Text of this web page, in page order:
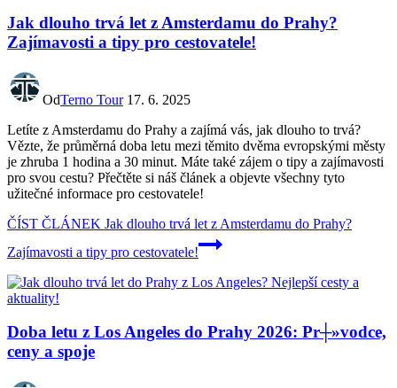
Jak dlouho trvá let z Amsterdamu do Prahy?
Zajímavosti a tipy pro cestovatele!
OdTerno Tour 17. 6. 2025
Letíte z Amsterdamu do Prahy a zajímá vás, jak dlouho to trvá?
Vězte, že průměrná doba letu mezi těmito dvěma evropskými městy
je zhruba 1 hodina a 30 minut. Máte také zájem o tipy a zajímavosti
pro svou cestu? Přečtěte si náš článek a objevte všechny tyto
užitečné informace pro cestovatele!
ČÍST ČLÁNEK Jak dlouho trvá let z Amsterdamu do Prahy?
Zajímavosti a tipy pro cestovatele!
Doba letu z Los Angeles do Prahy 2026: Pr┼»vodce,
ceny a spoje